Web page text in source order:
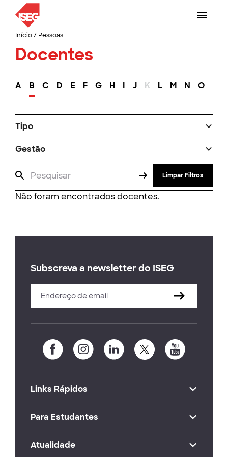
Início/ Pessoas
Docentes
A B C D E F G H I J K L M N O
Tipo
Gestão
Limpar Filtros
Não foram encontrados docentes.
Subscreva a newsletter do ISEG
Links Rápidos
Para Estudantes
Atualidade